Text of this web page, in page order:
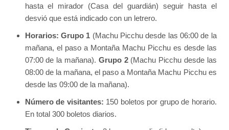
hasta el mirador (Casa del guardián) seguir hasta el
desvió que está indicado con un letrero.
Horarios: Grupo 1 (Machu Picchu desde las 06:00 de la
mañana, el paso a Montaña Machu Picchu es desde las
07:00 de la mañana). Grupo 2(Machu Picchu desde las
08:00 de la mañana, el paso a Montaña Machu Picchu es
desde las 09:00 de la mañana).
Número de visitantes: 150 boletos por grupo de horario.
En total 300 boletos diarios.